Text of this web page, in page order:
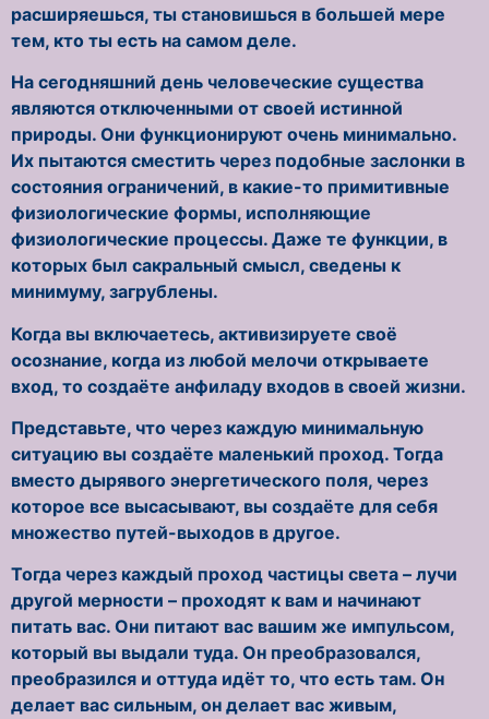
расширяешься, ты становишься в большей мере
тем, кто ты есть на самом деле.
На сегодняшний день человеческие существа
являются отключенными от своей истинной
природы. Они функционируют очень минимально.
Их пытаются сместить через подобные заслонки в
состояния ограничений, в какие-то примитивные
физиологические формы, исполняющие
физиологические процессы. Даже те функции, в
которых был сакральный смысл, сведены к
минимуму, загрублены.
Когда вы включаетесь, активизируете своё
осознание, когда из любой мелочи открываете
вход, то создаёте анфиладу входов в своей жизни.
Представьте, что через каждую минимальную
ситуацию вы создаёте маленький проход. Тогда
вместо дырявого энергетического поля, через
которое все высасывают, вы создаёте для себя
множество путей-выходов в другое.
Тогда через каждый проход частицы света – лучи
другой мерности – проходят к вам и начинают
питать вас. Они питают вас вашим же импульсом,
который вы выдали туда. Он преобразовался,
преобразился и оттуда идёт то, что есть там. Он
делает вас сильным, он делает вас живым,